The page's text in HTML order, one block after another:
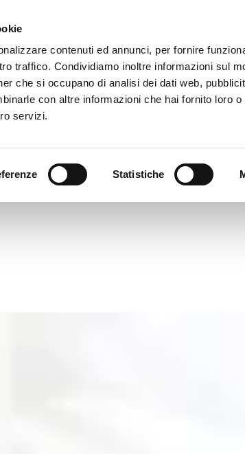
contenuti ed annunci, per fornire
traffico. Condividiamo inoltre informazioni sul
che si occupano di analisi dei dati web,
con altre informazioni che hai fornito loro o
servizi.
Statistiche